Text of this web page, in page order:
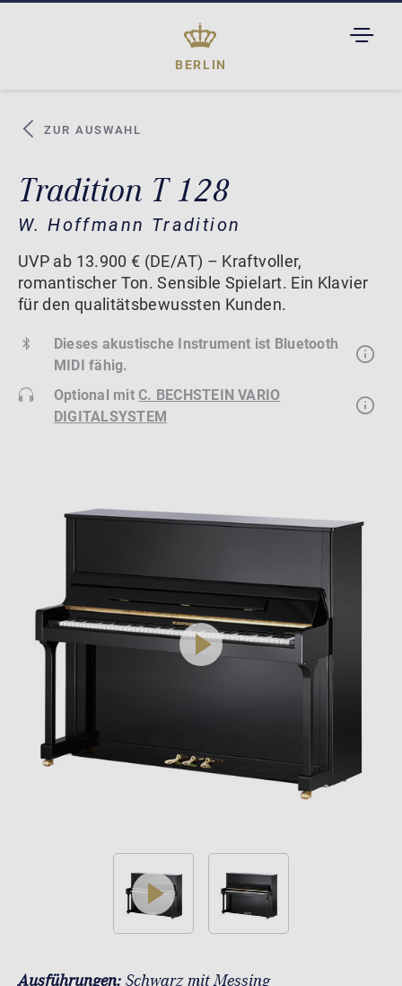
BERLIN
ZUR AUSWAHL
Tradition T 128
W. Hoffmann Tradition
UVP ab 13.900 € (DE/AT) – Kraftvoller,
romantischer Ton. Sensible Spielart. Ein Klavier
für den qualitätsbewussten Kunden.
Dieses akustische Instrument ist Bluetooth
MIDI fähig.
Optional mitC. BECHSTEIN VARIO
DIGITALSYSTEM
play
play
Ausführungen: Schwarz mit Messing